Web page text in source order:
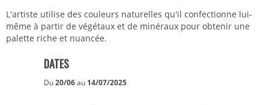
L'artiste utilise des couleurs naturelles qu'il confectionne lui-
même à partir de végétaux et de minéraux pour obtenir une
palette riche et nuancée.
DATES
Du20/06au 14/07/2025